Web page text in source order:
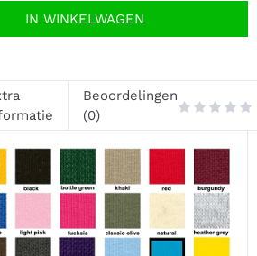
IN WINKELWAGEN
Beoordelingen
(0)